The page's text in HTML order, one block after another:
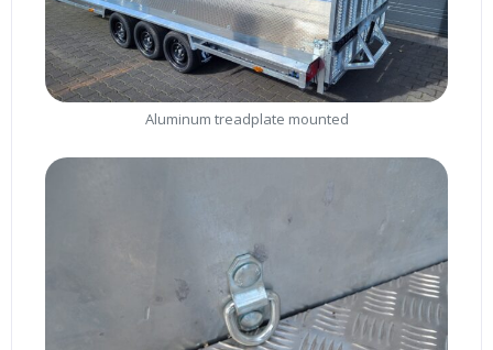
Aluminum treadplate mounted